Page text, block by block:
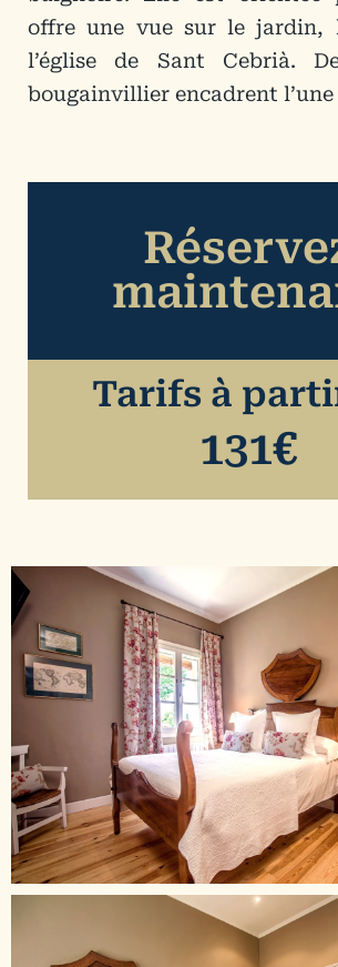
offre une vue sur le jardin,
l’église de Sant Cebrià.
bougainvillier encadrent l’une
Tarifs à
131€